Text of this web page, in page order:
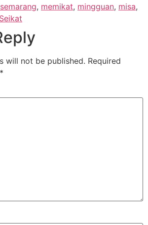
, memikat, mingguan, misa,
Seikat
will not be published. Required
*